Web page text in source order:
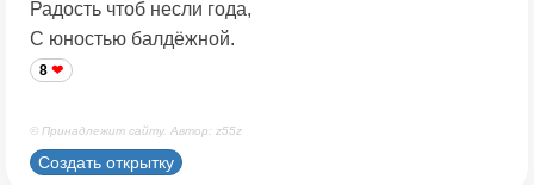
Радость чтоб несли года,
С юностью балдёжной.
8
© Принадлежит сайту. Автор: z55z
Создать открытку